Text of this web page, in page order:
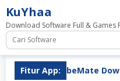
Loncat
ke
konten
KuYhaa
Download Software Full & Games
Fitur App:
TubeMate